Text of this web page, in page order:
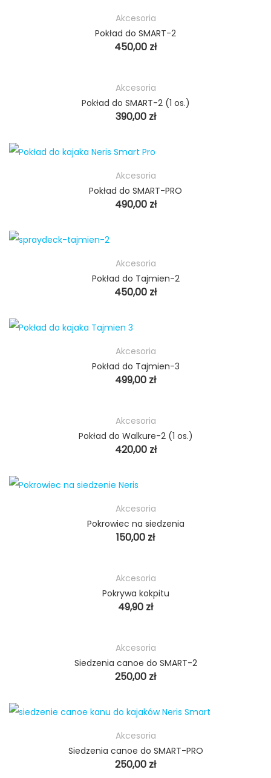
Akcesoria
Pokład do SMART-2
450,00 zł
Akcesoria
Pokład do SMART-2 (1 os.)
390,00 zł
Akcesoria
Pokład do SMART-PRO
490,00 zł
Akcesoria
Pokład do Tajmien-2
450,00 zł
Akcesoria
Pokład do Tajmien-3
499,00 zł
Akcesoria
Pokład do Walkure-2 (1 os.)
420,00 zł
Akcesoria
Pokrowiec na siedzenia
150,00 zł
Akcesoria
Pokrywa kokpitu
49,90 zł
Akcesoria
Siedzenia canoe do SMART-2
250,00 zł
Akcesoria
Siedzenia canoe do SMART-PRO
250,00 zł